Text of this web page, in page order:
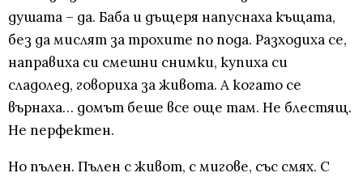
душата – да. Баба и дъщеря напуснаха къщата,
без да мислят за трохите по пода. Разходиха се,
направиха си смешни снимки, купиха си
сладолед, говориха за живота. А когато се
върнаха… домът беше все още там. Не блестящ.
Не перфектен.
Но пълен. Пълен с живот, с мигове, със смях. С